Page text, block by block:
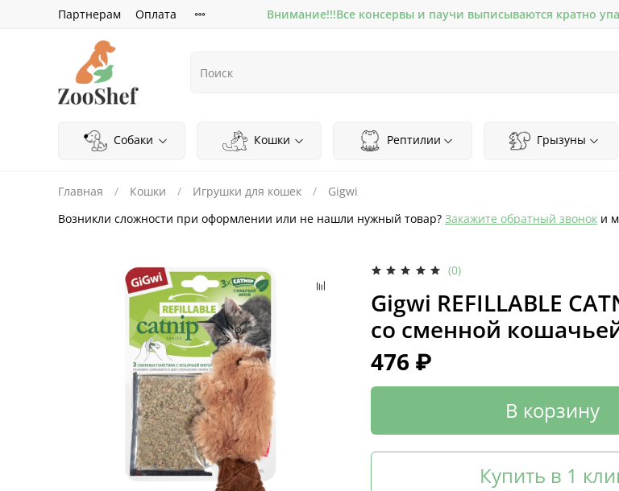
Партнерам Оплата Внимание!!!Все консервы и паучи выписываются кратно
Собаки Кошки Рептилии Грызуны
Главная Кошки Игрушки для кошек
Gigwi
Возникли сложности при оформлении или не нашли нужный товар? Закажите обратный звонок и
(0)
Gigwi REFILLABLE
со сменной
476 ₽
В корзину
Купить в 1